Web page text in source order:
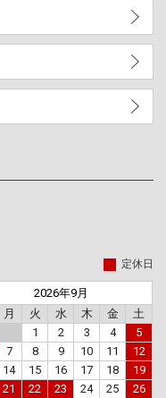
定休日
2026年9月
月 火 水 木 金
土
1
2 3 4
5
7 8 9 10 11
12
14 15 16 17 18
19
21 22 23 24 25
26